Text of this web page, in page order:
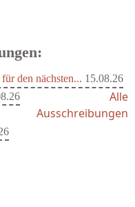
den nächsten... 15.08.26
Alle
Ausschreibungen